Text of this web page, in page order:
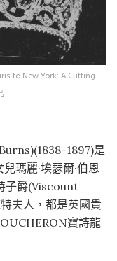
to New York: A Cutting-
1897)是
瑪麗·埃瑟爾·伯恩
子爵(Viscount
夫人，都是英國貴
寶詩龍